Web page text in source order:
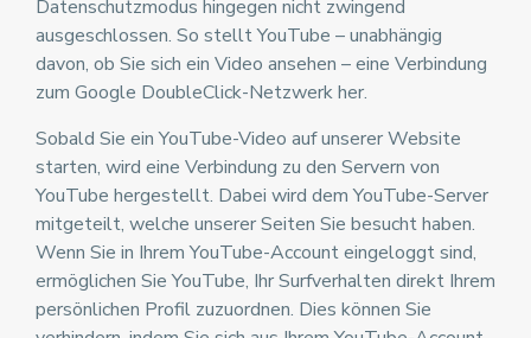
Datenschutzmodus hingegen nicht zwingend
ausgeschlossen. So stellt YouTube – unabhängig
davon, ob Sie sich ein Video ansehen – eine Verbindung
zum Google DoubleClick-Netzwerk her.
Sobald Sie ein YouTube-Video auf unserer Website
starten, wird eine Verbindung zu den Servern von
YouTube hergestellt. Dabei wird dem YouTube-Server
mitgeteilt, welche unserer Seiten Sie besucht haben.
Wenn Sie in Ihrem YouTube-Account eingeloggt sind,
ermöglichen Sie YouTube, Ihr Surfverhalten direkt Ihrem
persönlichen Profil zuzuordnen. Dies können Sie